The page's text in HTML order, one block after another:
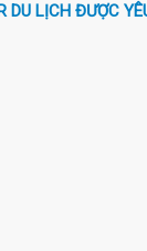
DU LỊCH ĐƯỢC